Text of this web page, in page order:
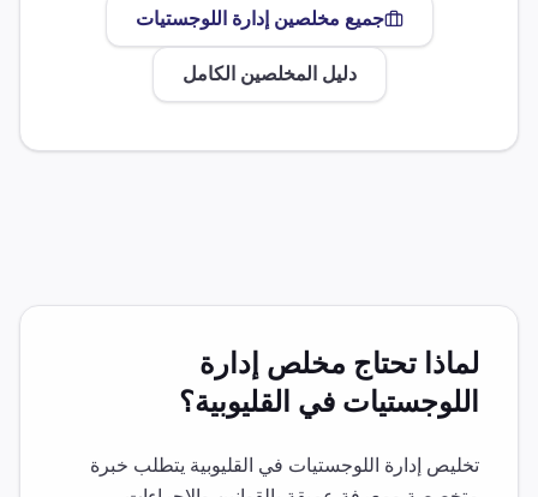
جميع مخلصين إدارة اللوجستيات
دليل المخلصين الكامل
لماذا تحتاج مخلص إدارة
اللوجستيات في القليوبية؟
تخليص إدارة اللوجستيات في القليوبية يتطلب خبرة